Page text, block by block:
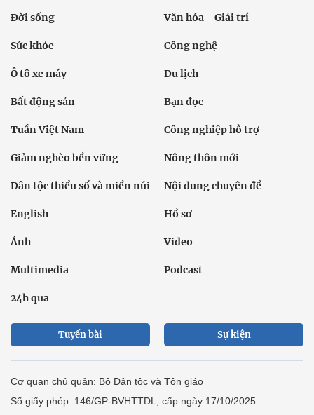
Đời sống Văn hóa - Giải trí
Sức khỏe Công nghệ
Ô tô xe máy Du lịch
Bất động sản Bạn đọc
Tuần Việt Nam Công nghiệp hỗ trợ
Giảm nghèo bền vững Nông thôn mới
Dân tộc thiểu số và miền núi Nội dung chuyên đề
English Hồ sơ
Ảnh Video
Multimedia Podcast
24h qua
Tuyến bài Sự kiện
Cơ quan chủ quản: Bộ Dân tộc và Tôn giáo
Số giấy phép: 146/GP-BVHTTDL, cấp ngày 17/10/2025